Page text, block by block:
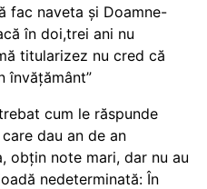
fac naveta și Doamne-
în doi,trei ani nu
titularizez nu cred că
învățământ”
cum le răspunde
dau an de an
obțin note mari, dar nu au
nedeterminată: În